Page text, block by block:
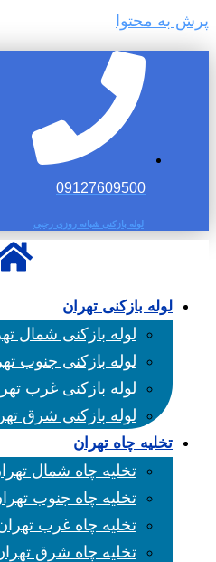
پرش به محتوا
09127609500
لوله بازکنی شبانه روزی رجبی
لوله بازکنی تهران
لوله بازکنی شمال
لوله بازکنی جنوب
لوله بازکنی غرب
لوله بازکنی شرق
تخلیه چاه تهران
تخلیه چاه شمال
تخلیه چاه جنوب
تخلیه چاه غرب
تخلیه چاه شرق